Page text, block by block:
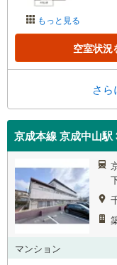
もっと見る
空室状況
さら
京成本線 京成中山駅
マンション